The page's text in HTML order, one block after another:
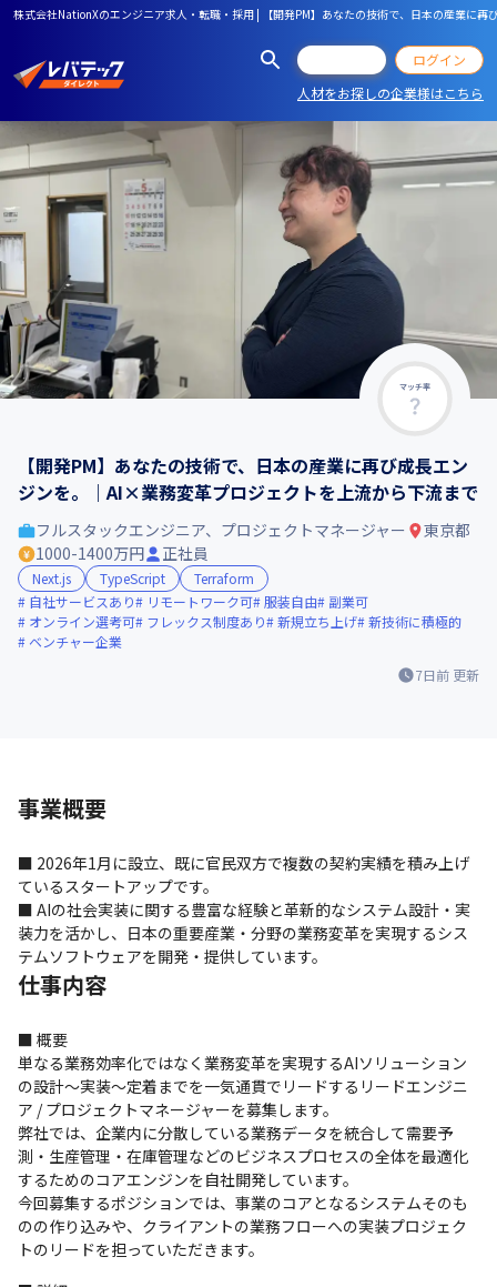
株式会社NationXのエンジニア求人・転職・採用 | 【開発PM】あなたの技術で、日本の産業に
ログイン
人材をお探しの企業様はこちら
マッチ率
【開発PM】あなたの技術で、日本の産業に再び成長エン
ジンを。｜AI×業務変革プロジェクトを上流から下流まで
7日前 更新
フルスタックエンジニア、プロジェクトマネージャー
東京都
1000-1400万円
正社員
Next.js TypeScript
Terraform
自社サービスあり
リモートワーク可 服装自由
副業可
オンライン選考可
フレックス制度あり 新規立ち上げ 新技術に積極的
ベンチャー企業
事業概要
■ 2026年1月に設立、既に官民双方で複数の契約実績を積み上げ
ているスタートアップです。
■ AIの社会実装に関する豊富な経験と革新的なシステム設計・実
装力を活かし、日本の重要産業・分野の業務変革を実現するシス
テムソフトウェアを開発・提供しています。
仕事内容
■ 概要
単なる業務効率化ではなく業務変革を実現するAIソリューション
の設計〜実装〜定着までを一気通貫でリードするリードエンジニ
ア / プロジェクトマネージャーを募集します。
弊社では、企業内に分散している業務データを統合して需要予
測・生産管理・在庫管理などのビジネスプロセスの全体を最適化
するためのコアエンジンを自社開発しています。
今回募集するポジションでは、事業のコアとなるシステムそのも
のの作り込みや、クライアントの業務フローへの実装プロジェク
トのリードを担っていただきます。